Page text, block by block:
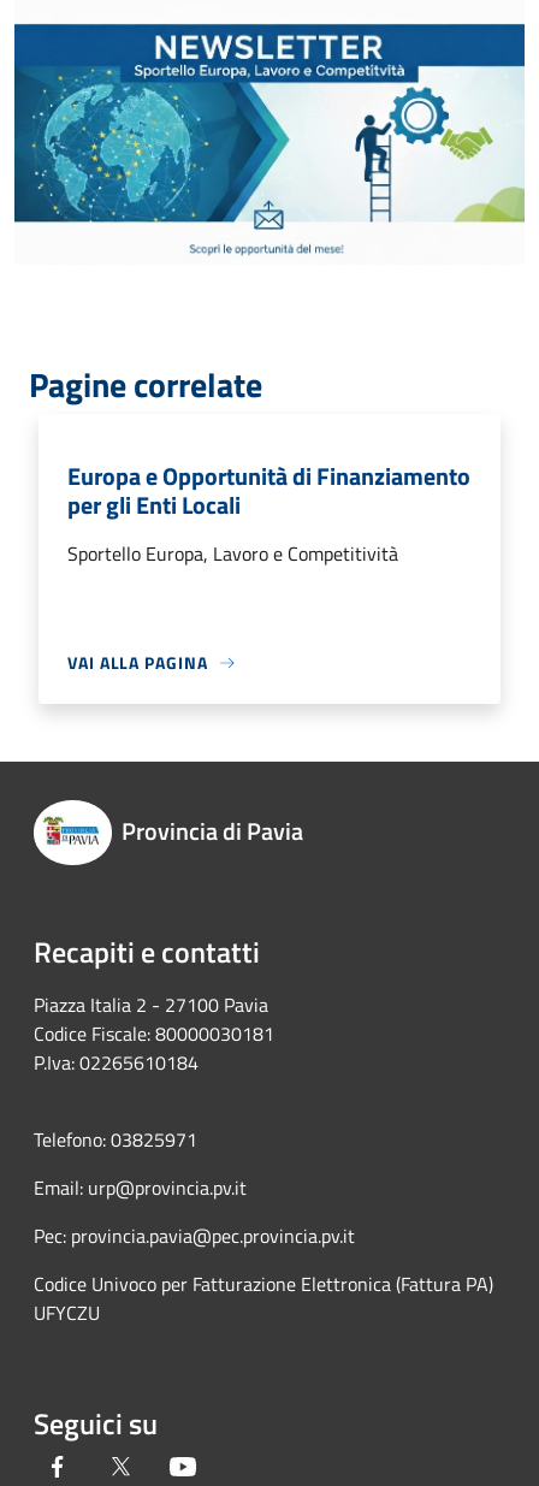
Pagine correlate
Europa e Opportunità di Finanziamento
per gli Enti Locali
Sportello Europa, Lavoro e Competitività
VAI ALLA PAGINA
Provincia di Pavia
Recapiti e contatti
Piazza Italia 2 - 27100 Pavia
Codice Fiscale: 80000030181
P.Iva: 02265610184
Telefono: 03825971
Email: urp@provincia.pv.it
Pec: provincia.pavia@pec.provincia.pv.it
Codice Univoco per Fatturazione Elettronica (Fattura PA)
UFYCZU
Seguici su
Facebook Twitter